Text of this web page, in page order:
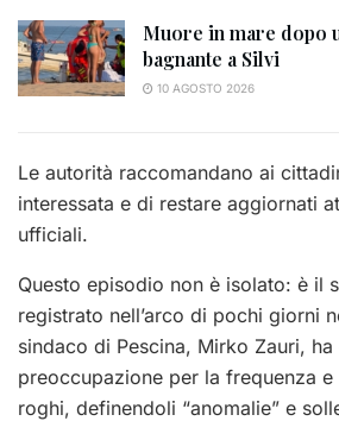
Muore in mare dopo
bagnante a Silvi
10 AGOSTO 2026
Le autorità raccomandano ai
interessata e di restare aggiornati
ufficiali.
Questo episodio non è isolato: è il
registrato nell’arco di pochi giorni
sindaco di Pescina, Mirko Zauri, ha
preoccupazione per la frequenza
roghi, definendoli “anomalie” e